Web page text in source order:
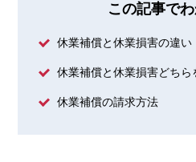
この記事で
休業補償と休業損害の違い
休業補償と休業損害どちら
休業補償の請求方法